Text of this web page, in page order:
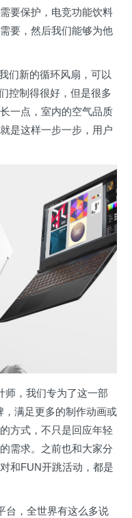
要保护，电竞功能饮料
要，然后我们能够为他
们新的循环风扇，可以
控制得很好，但是很多
一点，室内的空气品质
是这样一步一步，用户
师，我们专为了这一部
满足更多的制作动画或
方式，不只是回应年轻
需求。之前也和大家分
和FUN开跳活动，都是
台，全世界有这么多说